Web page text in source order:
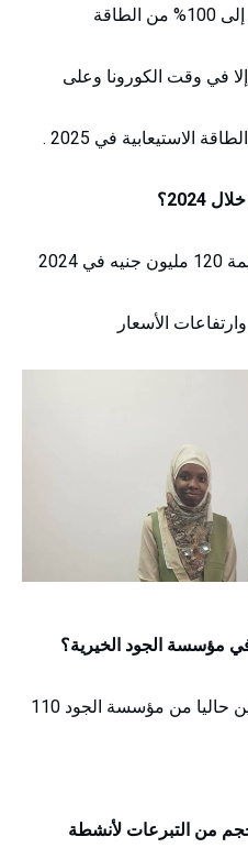
وبصفة عامة نتطلع إلى الوصول إلى 100% من الطاقة
إلا في وقت الكورونا وعلى
حققت ميزانية مؤسسة الجود قيمة 120 مليون جنيه في 2024
مؤسسة الجود الخيرية؟
يتجاوز عدد المستفيدين المسجلين حاليا من مؤسسة الجود 110
من التبرعات لأنشطة